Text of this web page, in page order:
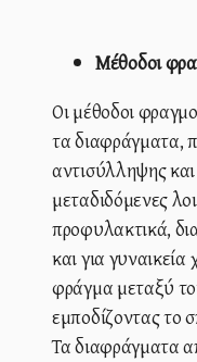
Μέθοδοι
Οι μέθοδοι
τα διαφράγματα,
αντισύλληψης
μεταδιδόμενες
προφυλακτικά,
και για
φράγμα μεταξύ
εμποδίζοντας το
Τα διαφράγματα